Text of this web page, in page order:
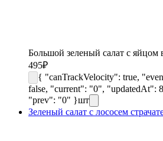
Большой зеленый салат с яйцом
495₽
{ "canTrackVelocity": true,
false, "current": "0", "updatedAt":
"prev": "0" }шт
Зеленый салат с лососем